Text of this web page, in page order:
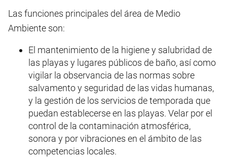
Las funciones principales del área de Medio
Ambiente son:
El mantenimiento de la higiene y salubridad de
las playas y lugares públicos de baño, así como
vigilar la observancia de las normas sobre
salvamento y seguridad de las vidas humanas,
y la gestión de los servicios de temporada que
puedan establecerse en las playas. Velar por el
control de la contaminación atmosférica,
sonora y por vibraciones en el ámbito de las
competencias locales.